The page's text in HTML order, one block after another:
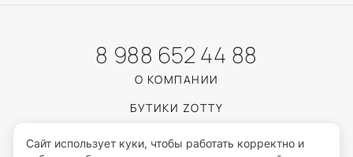
8 988 652 44 88
О КОМПАНИИ
БУТИКИ ZOTTY
КАТАЛОГ
Сайт использует куки, чтобы работать корректно и